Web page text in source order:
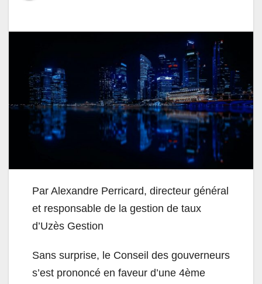
Par Alexandre Perricard, directeur général
et responsable de la gestion de taux
d’Uzès Gestion
Sans surprise, le Conseil des gouverneurs
s’est prononcé en faveur d’une 4ème